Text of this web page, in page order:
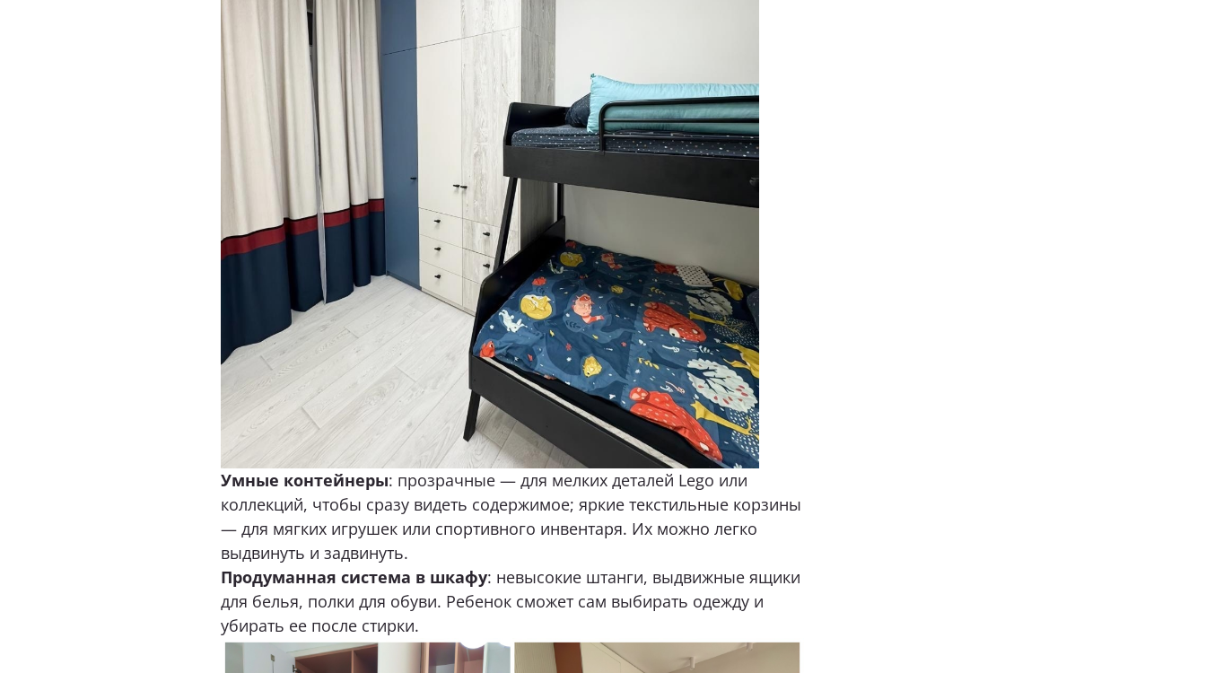
Умные контейнеры: прозрачные — для мелких деталей Lego или
коллекций, чтобы сразу видеть содержимое; яркие текстильные корзины
— для мягких игрушек или спортивного инвентаря. Их можно легко
выдвинуть и задвинуть.
Продуманная система в шкафу: невысокие штанги, выдвижные ящики
для белья, полки для обуви. Ребенок сможет сам выбирать одежду и
убирать ее после стирки.